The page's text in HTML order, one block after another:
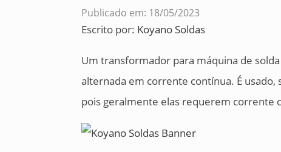
Publicado em: 18/05/2023
Escrito por: Koyano Soldas
Um transformador para máquina de
alternada em corrente contínua. É
pois geralmente elas requerem corrente